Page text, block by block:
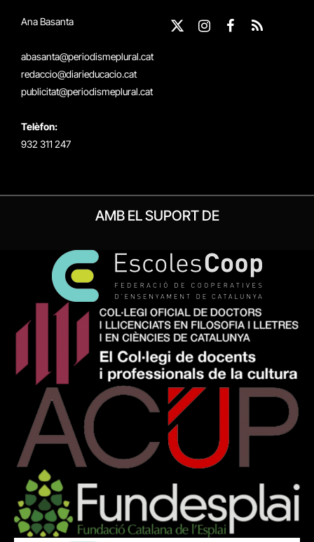
Ana Basanta
abasanta@periodismeplural.cat
redaccio@diarieducacio.cat
publicitat@periodismeplural.cat
Telèfon:
932 311 247
X
Instagram
Facebook
RSS
AMB EL SUPORT DE